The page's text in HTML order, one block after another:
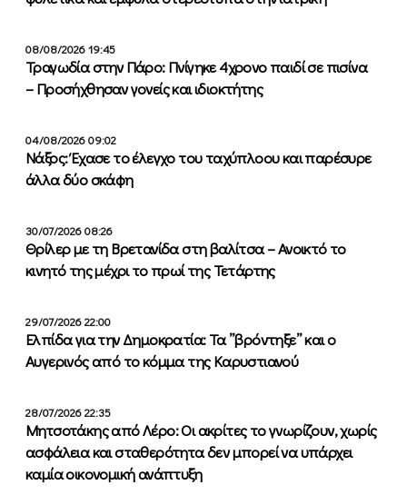
08/08/2026 19:45
Τραγωδία στην Πάρο: Πνίγηκε 4χρονο παιδί σε πισίνα
– Προσήχθησαν γονείς και ιδιοκτήτης
04/08/2026 09:02
Νάξος: Έχασε το έλεγχο του ταχύπλοου και παρέσυρε
άλλα δύο σκάφη
30/07/2026 08:26
Θρίλερ με τη Βρετανίδα στη βαλίτσα – Ανοικτό το
κινητό της μέχρι το πρωί της Τετάρτης
29/07/2026 22:00
Ελπίδα για την Δημοκρατία: Τα ”βρόντηξε” και ο
Αυγερινός από το κόμμα της Καρυστιανού
28/07/2026 22:35
Μητσοτάκης από Λέρο: Οι ακρίτες το γνωρίζουν, χωρίς
ασφάλεια και σταθερότητα δεν μπορεί να υπάρχει
καμία οικονομική ανάπτυξη